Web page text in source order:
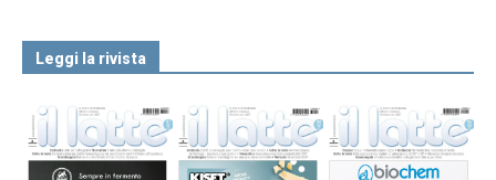
Leggi la rivista